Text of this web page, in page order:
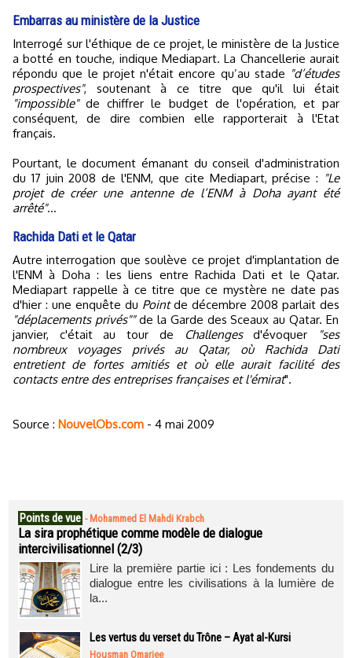
Embarras au ministère de la Justice
Interrogé sur l'éthique de ce projet, le ministère de la Justice
a botté en touche, indique Mediapart. La Chancellerie aurait
répondu que le projet n'était encore qu’au stade "d’études
prospectives", soutenant à ce titre que qu'il lui était
"impossible"de chiffrer le budget de l'opération, et par
conséquent, de dire combien elle rapporterait à l'Etat
français.
Pourtant, le document émanant du conseil d'administration
du 17 juin 2008 de l'ENM, que cite Mediapart, précise : "Le
projet de créer une antenne de l’ENM à Doha ayant été
arrêté"...
Rachida Dati et le Qatar
Autre interrogation que soulève ce projet d'implantation de
l'ENM à Doha : les liens entre Rachida Dati et le Qatar.
Mediapart rappelle à ce titre que ce mystère ne date pas
d'hier : une enquête du Pointde décembre 2008 parlait des
"déplacements privés""de la Garde des Sceaux au Qatar. En
janvier, c'était au tour de
Challengesd'évoquer
"ses
nombreux voyages privés au Qatar, où Rachida Dati
entretient de fortes amitiés et où elle aurait facilité des
contacts entre des entreprises françaises et l'émirat".
Source : NouvelObs.com - 4 mai 2009
Points de vue - Mohammed El Mahdi Krabch
La sira prophétique comme modèle de dialogue
intercivilisationnel (2/3)
Lire la première partie ici : Les fondements du
dialogue entre les civilisations à la lumière de
la...
Les vertus du verset du Trône – Ayat al-Kursi
Housman Omarjee